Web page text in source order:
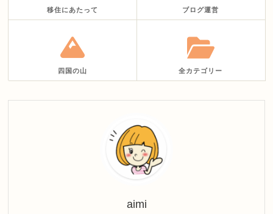
移住にあたって ブログ運営
四国の山 全カテゴリー
aimi